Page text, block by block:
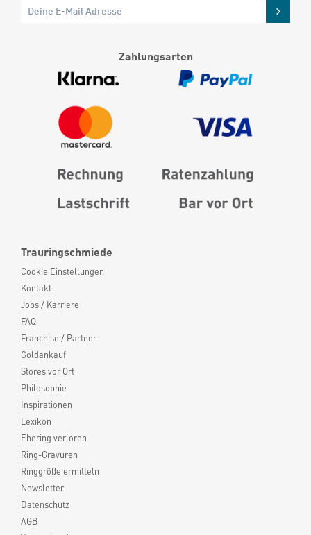
Trauringschmiede
Cookie Einstellungen
Kontakt
Jobs / Karriere
FAQ
Franchise / Partner
Goldankauf
Stores vor Ort
Philosophie
Inspirationen
Lexikon
Ehering verloren
Ring-Gravuren
Ringgröße ermitteln
Newsletter
Datenschutz
AGB
Zahlungsarten